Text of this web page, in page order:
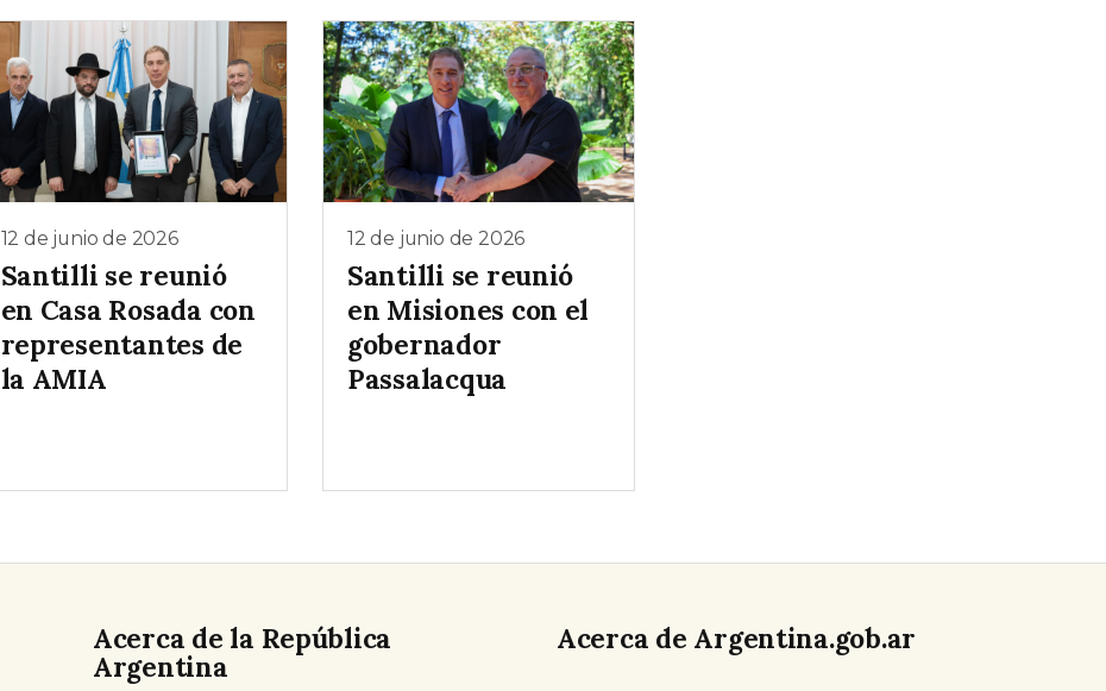
12 de junio de 2026
Santilli se reunió
en Casa Rosada con
representantes de
la AMIA
12 de junio de 2026
Santilli se reunió
en Misiones con el
gobernador
Passalacqua
Acerca de la República
Argentina
Acerca de Argentina.gob.ar